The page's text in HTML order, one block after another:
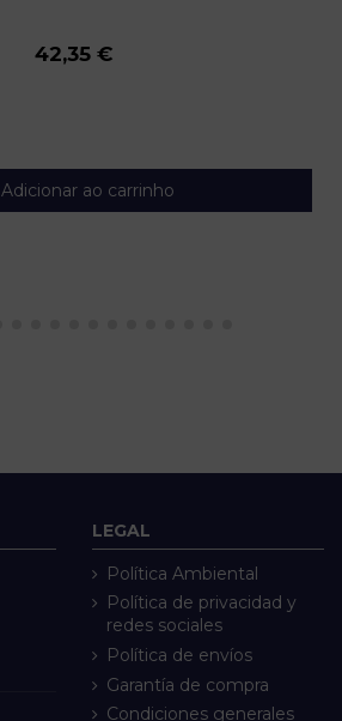
42,35 €
Adicionar ao carrinho
LEGAL
Política Ambiental
Política de privacidad y
redes sociales
Política de envíos
Garantía de compra
Condiciones generales